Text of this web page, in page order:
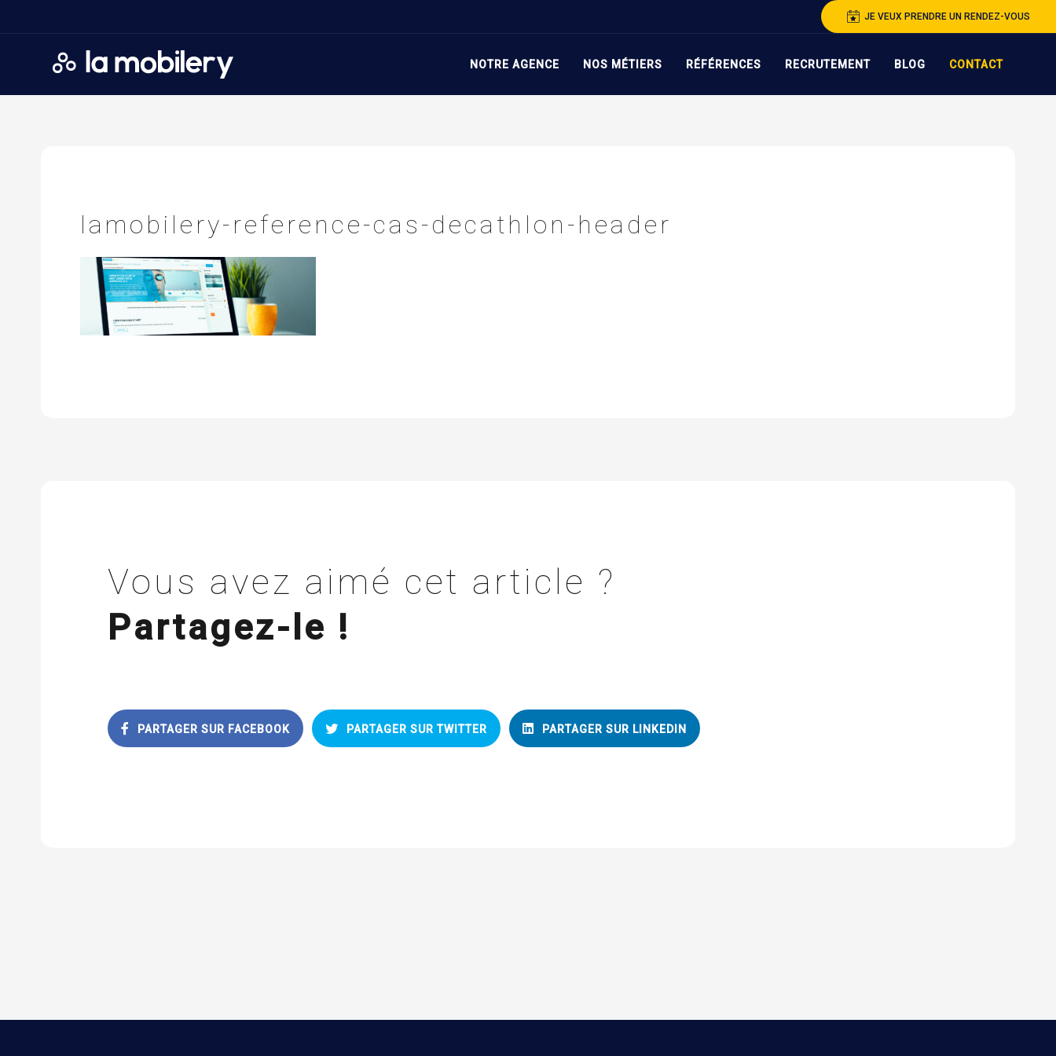
JE VEUX PRENDRE UN RENDEZ-VOUS
NOTRE AGENCE NOS MÉTIERS RÉFÉRENCES RECRUTEMENT BLOG CONTACT
Accueil amobilery-reference-cas-decathlon-header
lamobilery-reference-cas-decathlon-header
Vous avez aimé cet article ?
Partagez-le !
PARTAGER SUR FACEBOOK PARTAGER SUR TWITTER PARTAGER SUR LINKEDIN